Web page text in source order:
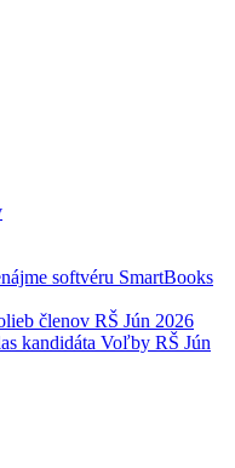
softvéru SmartBooks
členov RŠ Jún 2026
kandidáta Voľby RŠ Jún